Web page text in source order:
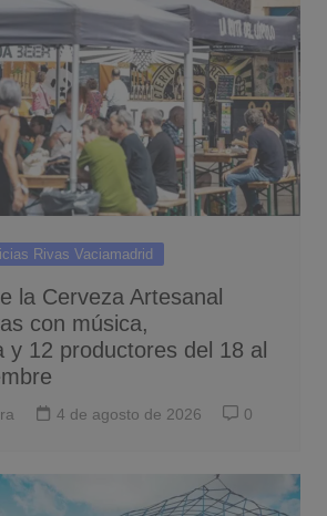
Rivas Vaciamadrid
la Cerveza Artesanal
con música,
y 12 productores del 18 al
4 de agosto de 2026 0